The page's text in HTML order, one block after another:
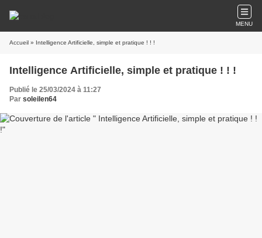
MENU
Accueil » Intelligence Artificielle, simple et pratique ! ! !
Intelligence Artificielle, simple et pratique ! ! !
Publié le 25/03/2024 à 11:27
Par soleilen64